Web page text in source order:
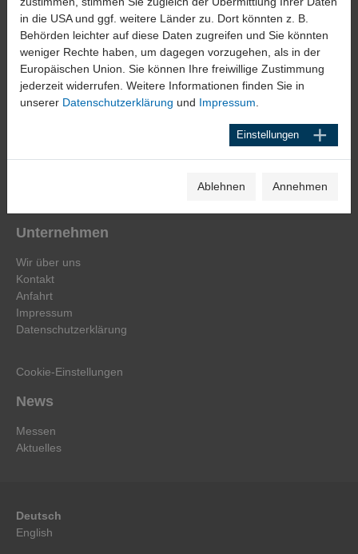
E-Mail: info@haehne.de
Service
Downloadbereich
Unternehmen
Wir über uns
Kontakt
Anfahrt
Impressum
Datenschutzerklärung
Cookie-Einstellungen
News
Messen
Aktuelles
Deutsch
English
in die USA und ggf. weitere Länder zu. Dort könnten z. B.
Behörden leichter auf diese Daten zugreifen und Sie könnten
weniger Rechte haben, um dagegen vorzugehen, als in der
Europäischen Union. Sie können Ihre freiwillige Zustimmung
jederzeit widerrufen. Weitere Informationen finden Sie in
unserer Datenschutzerklärung und Impressum
Einstellungen
Ablehnen Annehmen